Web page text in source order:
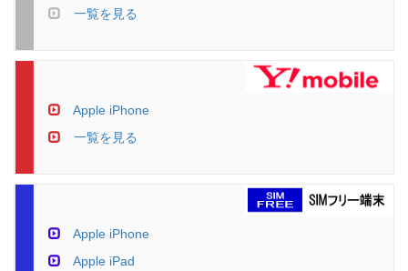
一覧を見る
Apple iPhone
一覧を見る
Apple iPhone
Apple iPad